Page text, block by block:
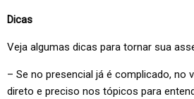
Dicas
Veja algumas dicas para tornar sua
– Se no presencial já é complicado, no
direto e preciso nos tópicos para